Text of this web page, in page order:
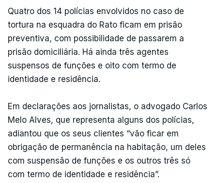
Quatro dos 14 polícias envolvidos no caso de
tortura na esquadra do Rato ficam em prisão
preventiva, com possibilidade de passarem a
prisão domiciliária. Há ainda três agentes
suspensos de funções e oito com termo de
identidade e residência.
Em declarações aos jornalistas, o advogado Carlos
Melo Alves, que representa alguns dos polícias,
adiantou que os seus clientes “vão ficar em
obrigação de permanência na habitação, um deles
com suspensão de funções e os outros três só
com termo de identidade e residência”.